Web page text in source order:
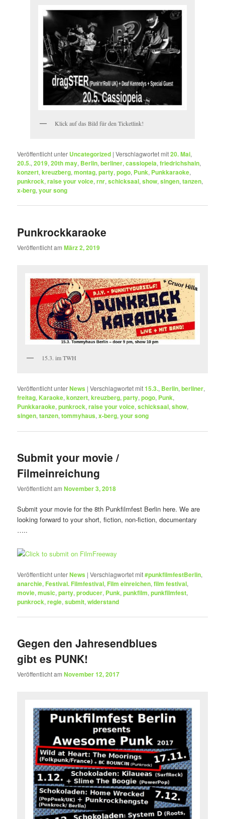
Klick auf das Bild für den Ticketlink!
Veröffentlicht unter Uncategorized |Verschlagwortet mit20. Mai,
20.5.,2019,20th may, Berlin,berliner,cassiopeia,friedrichshain,
konzert,kreuzberg,montag,party,pogo, Punk, Punkkaraoke,
punkrock,raise your voice,rnr,schicksaal,show,singen,tanzen,
x-berg,your song
Punkrockkaraoke
Veröffentlicht amMärz 2, 2019
15.3. im TWH
Veröffentlicht unterNews |Verschlagwortet mit15.3., Berlin,berliner,
freitag, Karaoke,konzert,kreuzberg,party,pogo, Punk,
Punkkaraoke,punkrock,raise your voice,schicksaal,show,
singen,tanzen,tommyhaus,x-berg,your song
Submit your movie /
Filmeinreichung
Veröffentlicht amNovember 3, 2018
Submit your movie for the 8th Punkfilmfest Berlin here. We are
looking forward to your short, fiction, non-fiction, documentary
…..
Veröffentlicht unterNews |Verschlagwortet mit#punkfilmfestBerlin,
anarchie, Festival. Filmfestival, Film einreichen,film festival,
movie,music,party,producer, Punk,punkfilm,punkfilmfest,
punkrock,regie,submit,widerstand
Gegen den Jahresendblues
gibt es PUNK!
Veröffentlicht amNovember 12, 2017